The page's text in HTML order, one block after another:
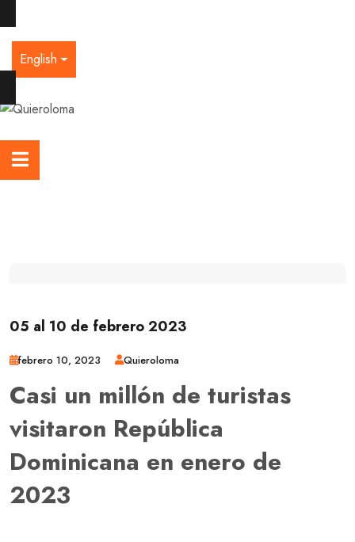
English
05 al 10 de febrero 2023
febrero 10, 2023 Quieroloma
Casi un millón de turistas
visitaron República
Dominicana en enero de
2023